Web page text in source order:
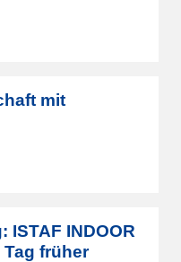
mit
ISTAF INDOOR
früher